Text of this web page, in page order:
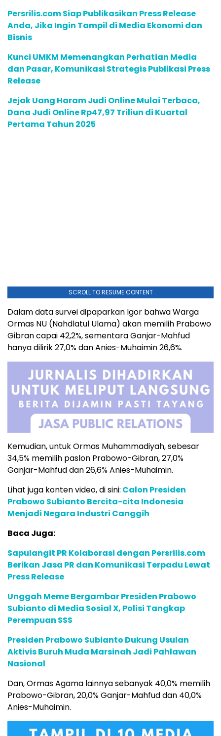
Persrilis.com Siap Publikasikan Press Release
Anda, Jika Ingin Tampil di Media Ekonomi dan
Bisnis
Kunci UMKM Memenangkan Perhatian Media
dan Pasar, Komunikasi Strategis Publikasi Press
Release
Jejak Uang Haram Judi Online Mulai Terbaca,
Dana Judi Online Rp47,97 Triliun di Kuartal
Pertama Tahun 2025
SCROLL TO RESUME CONTENT
Dalam data survei dipaparkan Igor bahwa Warga
Ormas NU (Nahdlatul Ulama) akan memilih Prabowo
Gibran capai 42,2%, sementara Ganjar-Mahfud
hanya dilirik 27,0% dan Anies-Muhaimin 26,6%.
Kemudian, untuk Ormas Muhammadiyah, sebesar
34,5% memilih paslon Prabowo-Gibran, 27,0%
Ganjar-Mahfud dan 26,6% Anies-Muhaimin.
Lihat juga konten video, di sini: Calon Presiden
Prabowo Subianto Bercita-cita Indonesia
Menjadi Negara Industri Canggih
Baca Juga:
Sapulangit PR Kolaborasi dengan Persrilis.com
Berikan Jasa PR dan Komunikasi Terpadu Lewat
Press Release
Unggah Meme Bergambar Presiden Prabowo
Subianto di Media Sosial X, Polisi Tangkap
Perempuan SSS
Presiden Prabowo Subianto Dukung Usulan
Aktivis Buruh Muda Marsinah Jadi Pahlawan
Nasional
Dan, Ormas Agama lainnya sebanyak 40,0% memilih
Prabowo-Gibran, 20,0% Ganjar-Mahfud dan 40,0%
Anies-Muhaimin.